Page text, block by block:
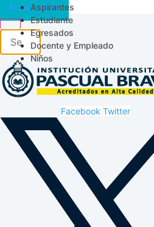
Aspirantes
Estudiante
Egresados
Docente y Empleado
Niños
Acceso SICAU
Facebook Twitter